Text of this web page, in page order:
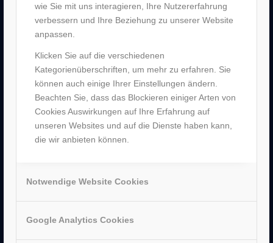
wie Sie mit uns interagieren, Ihre Nutzererfahrung
verbessern und Ihre Beziehung zu unserer Website
anpassen.
Klicken Sie auf die verschiedenen
Kategorienüberschriften, um mehr zu erfahren. Sie
können auch einige Ihrer Einstellungen ändern.
Beachten Sie, dass das Blockieren einiger Arten von
Cookies Auswirkungen auf Ihre Erfahrung auf
unseren Websites und auf die Dienste haben kann,
die wir anbieten können.
Notwendige Website Cookies
Google Analytics Cookies
Historie
Partner
Bergen Enkheim
Hanau